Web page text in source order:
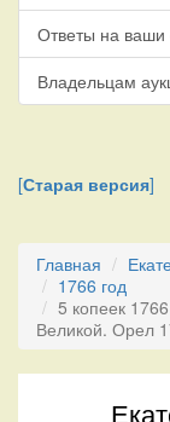
Ответы на
Владельцам
[Старая версия]
Главная
1766 год
5 копеек
Великой. Орел